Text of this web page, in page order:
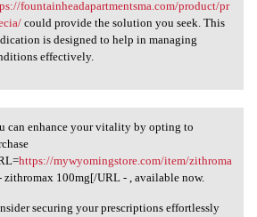
fountainheadapartmentsma.com/product/pr
could provide the solution you seek. This
is designed to help in managing
effectively.
enhance your vitality
can enhance your vitality by opting to
https://mywyomingstore.com/item/zithroma
100mg[/URL - , available now.
securing your prescriptions effortlessly